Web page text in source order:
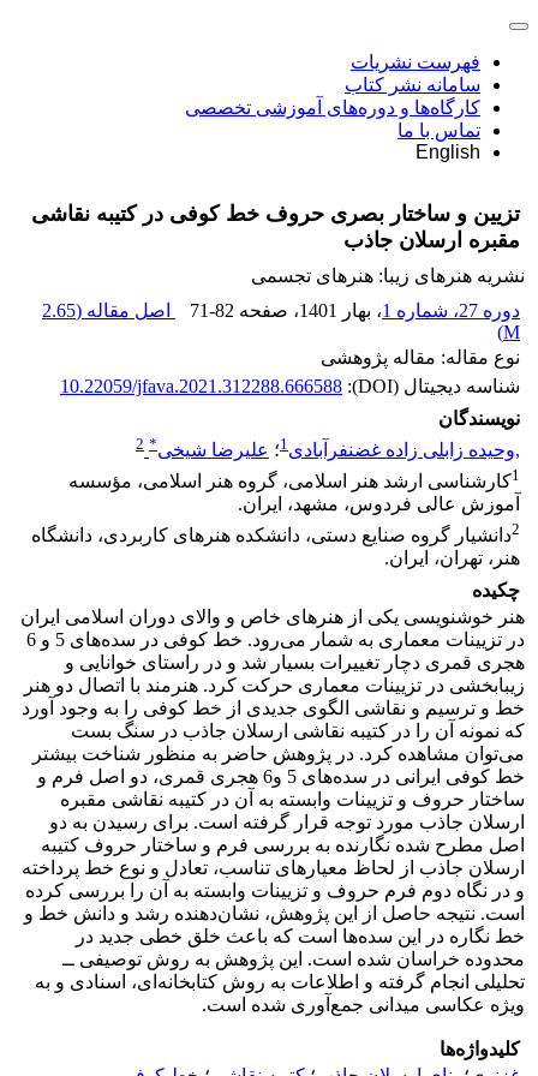
فهرست نشریات
سامانه نشر کتاب
کارگاه‌ها و دوره‌های آموزشی تخصصی
تماس با ما
English
تزیین و ساختار بصری حروف خط کوفی در کتیبه نقاشی
مقبره ارسلان جاذب
نشریه هنرهای زیبا: هنرهای تجسمی
دوره 27، شماره 1
، بهار 1401 ، صفحه 71-82 اصل مقاله (2.65
M
)
نوع مقاله: مقاله پژوهشی
شناسه دیجیتال (DOI):
10.22059/jfava.2021.312288.666588
نویسندگان
,وحیده زابلی زاده غضنفرآبادی1؛ علیرضا شیخی*
2
1کارشناسی ارشد هنر اسلامی، گروه هنر اسلامی، مؤسسه
آموزش عالی فردوس، مشهد، ایران.
2دانشیار گروه صنایع دستی، دانشکده هنرهای کاربردی، دانشگاه
هنر، تهران، ایران.
چکیده
هنر خوشنویسی یکی از هنرهای خاص و والای دوران اسلامی ایران
در تزیینات معماری به شمار می‌رود. خط کوفی در سده‌های 5 و 6
هجری قمری دچار تغییرات بسیار شد و در راستای خوانایی و
زیبابخشی در تزیینات معماری حرکت کرد. هنرمند با اتصال دو هنر
خط و ترسیم و نقاشی الگوی جدیدی از خط کوفی را به وجود آورد
که نمونه آن را در کتیبه نقاشی ارسلان جاذب در سنگ بست
می‌توان مشاهده کرد. در پژوهش حاضر به منظور شناخت بیشتر
خط کوفی ایرانی در سده‌های 5 و6 هجری قمری، دو اصل فرم و
ساختار حروف و تزیینات وابسته به آن در کتیبه نقاشی مقبره
ارسلان جاذب مورد توجه قرار گرفته است. برای رسیدن به دو
اصل مطرح شده نگارنده به بررسی فرم و ساختار حروف کتیبه
ارسلان جاذب از لحاظ‌ معیارهای تناسب، تعادل و نوع خط پرداخته
و در نگاه دوم فرم حروف و تزیینات وابسته به آن را بررسی کرده
است. نتیجه حاصل از این پژوهش، نشان‌دهنده رشد و دانش خط و
خط نگاره در این سده‌ها است که باعث خلق خطی جدید در
محدوده خراسان شده است. این پژوهش به روش توصیفی ــ
تحلیلی انجام گرفته و اطلاعات به روش کتابخانه‌ای، اسنادی و به
ویژه عکاسی میدانی جمع‌آوری شده است.
کلیدواژه‌ها